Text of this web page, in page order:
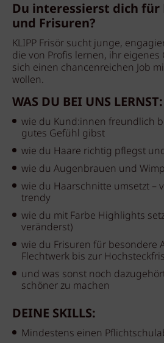
Du interessierst dich für
und Frisuren?
KLIPP Frisör sucht junge,
die von Profis lernen, ihr
sich einen chancenreichen Job
wollen.
WAS DU BEI UNS LERNST:
wie du Kund:innen freundlich
gutes Gefühl gibst
wie du Haare richtig pflegst
wie du Augenbrauen und
wie du Haarschnitte umsetzt –
trendy
wie du mit Farbe Highlights
veränderst)
wie du Frisuren für besondere
Flechtwerk bis zur
und was sonst noch
schöner zu machen
DEINE SKILLS:
Mindestens einen